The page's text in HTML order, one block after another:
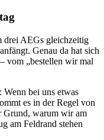
drei AEGs gleichzeitig
Genau da hat sich
vom „bestellen wir mal
bei uns etwas
es in der Regel von
Grund, warum wir am
am Feldrand stehen